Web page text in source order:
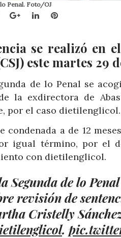
Penal. Foto/OJ
TwitterGoogle+LinkedInPinterest
se realizó en
este martes 29
de lo Penal se
la exdirectora de
por el caso dietilenglicol.
condenada a de 12
igual término, por el
con dietilenglicol.
Segunda de lo
revisión de
Cristelly
.